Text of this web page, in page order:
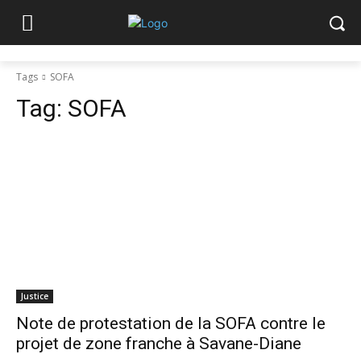
Tags SOFA
Tag: SOFA
Justice
Note de protestation de la SOFA contre le
projet de zone franche à Savane-Diane